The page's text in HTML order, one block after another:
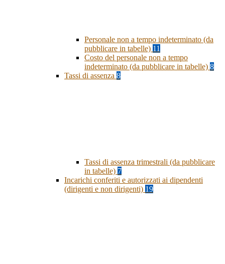
Personale non a tempo indeterminato (da
pubblicare in tabelle) 11
Costo del personale non a tempo
indeterminato (da pubblicare in tabelle) 8
Tassi di assenza 8
Tassi di assenza trimestrali (da pubblicare
in tabelle) 7
Incarichi conferiti e autorizzati ai dipendenti
(dirigenti e non dirigenti) 19